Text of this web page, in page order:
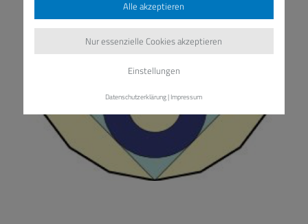
Alle akzeptieren
Nur essenzielle Cookies akzeptieren
Einstellungen
Datenschutzerklärung|Impressum